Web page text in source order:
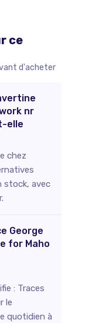
ce
d'acheter
nr
elle
chez
stock, avec
George
for Maho
: Traces
le
quotidien à